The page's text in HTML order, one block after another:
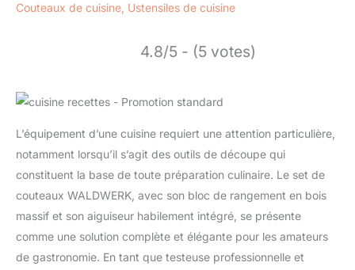
Couteaux de cuisine Ustensiles de cuisine
4.8/5 - (5 votes)
L’équipement d’une cuisine requiert une attention particulière,
notamment lorsqu’il s’agit des outils de découpe qui
constituent la base de toute préparation culinaire. Le set de
couteaux WALDWERK, avec son bloc de rangement en bois
massif et son aiguiseur habilement intégré, se présente
comme une solution complète et élégante pour les amateurs
de gastronomie. En tant que testeuse professionnelle et